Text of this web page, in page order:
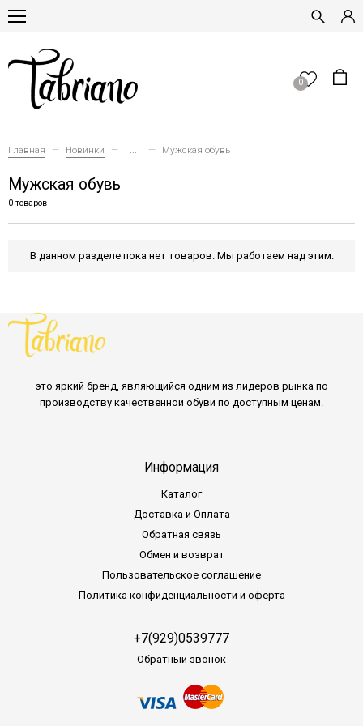
0
Главная Новинки Мужская обувь
Мужская обувь
0 товаров
В данном разделе пока нет товаров. Мы работаем над этим.
это яркий бренд, являющийся одним из лидеров рынка по
производству качественной обуви по доступным ценам.
Информация
Каталог
Доставка и Оплата
Обратная связь
Обмен и возврат
Пользовательское соглашение
Политика конфиденциальности и оферта
+7(929)0539777
Обратный звонок